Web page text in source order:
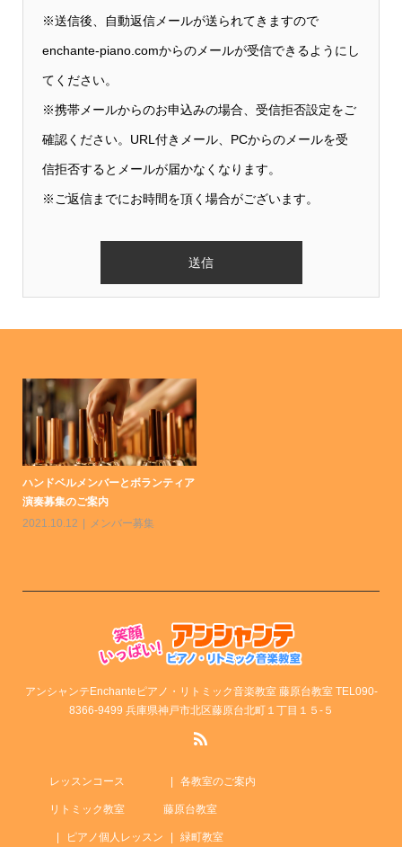
※送信後、自動返信メールが送られてきますので
enchante-piano.comからのメールが受信できるようにし
てください。
※携帯メールからのお申込みの場合、受信拒否設定をご
確認ください。URL付きメール、PCからのメールを受
信拒否するとメールが届かなくなります。
※ご返信までにお時間を頂く場合がございます。
ハンドベルメンバーとボランティア
演奏募集のご案内
2021.10.12
メンバー募集
アンシャンテEnchanteピアノ・リトミック音楽教室 藤原台教室 TEL090-
8366-9499 兵庫県神戸市北区藤原台北町１丁目１５-５
レッスンコース
リトミック教室
ピアノ個人レッスン
各教室のご案内
藤原台教室
緑町教室